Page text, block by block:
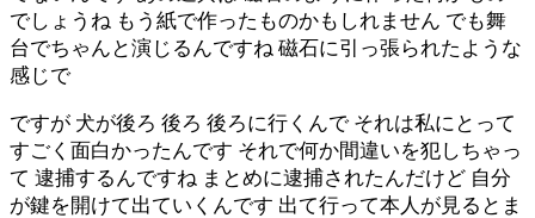
でしょうね もう紙で作ったものかもしれません でも舞
台でちゃんと演じるんですね 磁石に引っ張られたような
感じで
ですが 犬が後ろ 後ろ 後ろに行くんで それは私にとって
すごく面白かったんです それで何か間違いを犯しちゃっ
て 逮捕するんですね まとめに逮捕されたんだけど 自分
が鍵を開けて出ていくんです 出て行って本人が見るとま